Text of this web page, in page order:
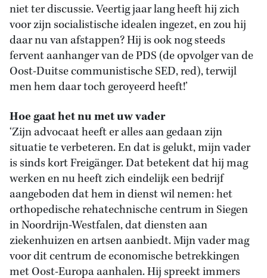
niet ter discussie. Veertig jaar lang heeft hij zich
voor zijn socialistische idealen ingezet, en zou hij
daar nu van afstappen? Hij is ook nog steeds
fervent aanhanger van de PDS (de opvolger van de
Oost-Duitse communistische SED, red), terwijl
men hem daar toch geroyeerd heeft!’
Hoe gaat het nu met uw vader
‘Zijn advocaat heeft er alles aan gedaan zijn
situatie te verbeteren. En dat is gelukt, mijn vader
is sinds kort Freigänger. Dat betekent dat hij mag
werken en nu heeft zich eindelijk een bedrijf
aangeboden dat hem in dienst wil nemen: het
orthopedische rehatechnische centrum in Siegen
in Noordrijn-Westfalen, dat diensten aan
ziekenhuizen en artsen aanbiedt. Mijn vader mag
voor dit centrum de economische betrekkingen
met Oost-Europa aanhalen. Hij spreekt immers